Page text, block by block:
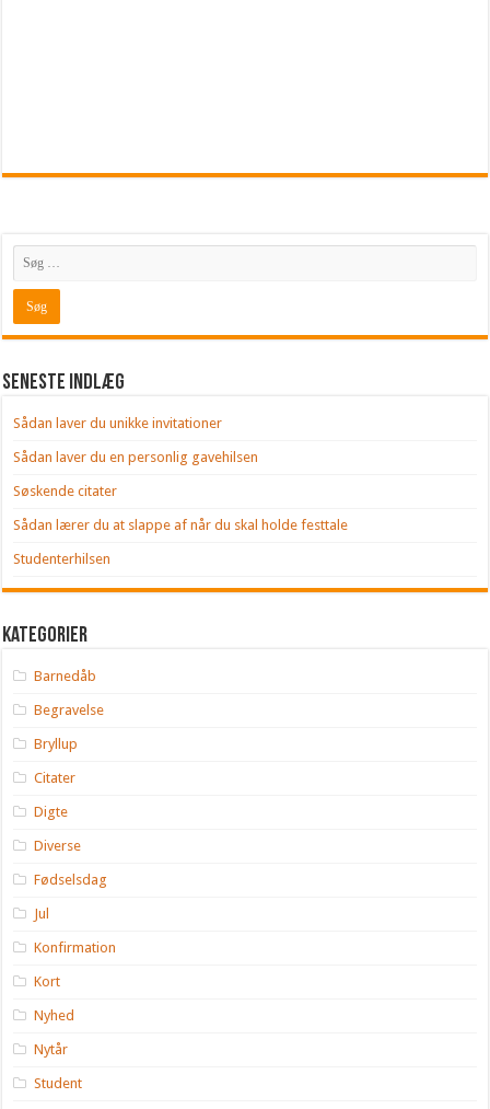
Seneste indlæg
Sådan laver du unikke invitationer
Sådan laver du en personlig gavehilsen
Søskende citater
Sådan lærer du at slappe af når du skal holde festtale
Studenterhilsen
Kategorier
Barnedåb
Begravelse
Bryllup
Citater
Digte
Diverse
Fødselsdag
Jul
Konfirmation
Kort
Nyhed
Nytår
Student